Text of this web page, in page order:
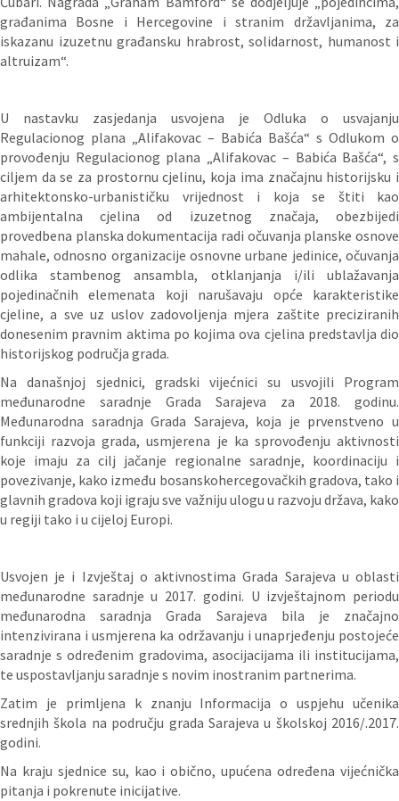
građanima Bosne i Hercegovine i stranim državljanima, za
iskazanu izuzetnu građansku hrabrost, solidarnost, humanost i
altruizam“.
U nastavku zasjedanja usvojena je Odluka o usvajanju
Regulacionog plana „Alifakovac – Babića Bašća“ s Odlukom o
provođenju Regulacionog plana „Alifakovac – Babića Bašća“, s
ciljem da se za prostornu cjelinu, koja ima značajnu historijsku i
arhitektonsko-urbanističku vrijednost i koja se štiti kao
ambijentalna cjelina od izuzetnog značaja, obezbijedi
provedbena planska dokumentacija radi očuvanja planske osnove
mahale, odnosno organizacije osnovne urbane jedinice, očuvanja
odlika stambenog ansambla, otklanjanja i/ili ublažavanja
pojedinačnih elemenata koji narušavaju opće karakteristike
cjeline, a sve uz uslov zadovoljenja mjera zaštite preciziranih
donesenim pravnim aktima po kojima ova cjelina predstavlja dio
historijskog područja grada.
Na današnjoj sjednici, gradski vijećnici su usvojili Program
međunarodne saradnje Grada Sarajeva za 2018. godinu.
Međunarodna saradnja Grada Sarajeva, koja je prvenstveno u
funkciji razvoja grada, usmjerena je ka sprovođenju aktivnosti
koje imaju za cilj jačanje regionalne saradnje, koordinaciju i
povezivanje, kako između bosanskohercegovačkih gradova, tako i
glavnih gradova koji igraju sve važniju ulogu u razvoju država, kako
u regiji tako i u cijeloj Europi.
Usvojen je i Izvještaj o aktivnostima Grada Sarajeva u oblasti
međunarodne saradnje u 2017. godini. U izvještajnom periodu
međunarodna saradnja Grada Sarajeva bila je značajno
intenzivirana i usmjerena ka održavanju i unaprjeđenju postojeće
saradnje s određenim gradovima, asocijacijama ili institucijama,
te uspostavljanju saradnje s novim inostranim partnerima.
Zatim je primljena k znanju Informacija o uspjehu učenika
srednjih škola na području grada Sarajeva u školskoj 2016/.2017.
godini.
Na kraju sjednice su, kao i obično, upućena određena vijećnička
pitanja i pokrenute inicijative.